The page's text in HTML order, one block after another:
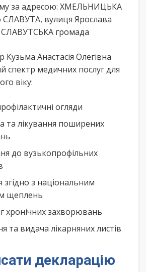
за адресою: ХМЕЛЬНИЦЬКА
СЛАВУТА, вулиця Ярослава
СЛАВУТСЬКА громада
Кузьма Анастасія Олегівна
спектр медичних послуг для
віку:
огляди
та лікування поширених
до вузькопрофільних
згідно з національним
щеплень
хронічних захворювань
та видача лікарняних листів
декларацію